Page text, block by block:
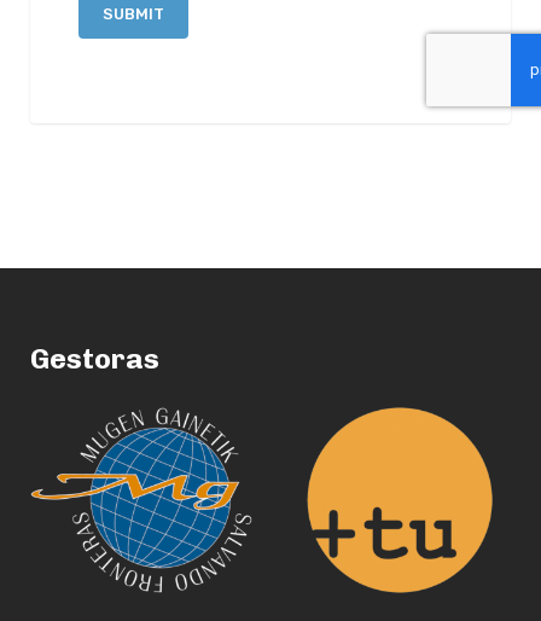
Gestoras